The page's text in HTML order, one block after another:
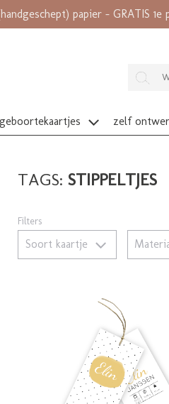
papier - GRATIS
geboortekaartjes zelf
TAGS: STIPPELTJES
Filters
Soort kaartje